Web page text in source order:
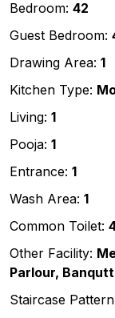
Bedroom: 42
Guest Bedroom:
Drawing Area: 1
Kitchen Type:
Living: 1
Pooja: 1
Entrance: 1
Wash Area: 1
Common Toilet:
Other Facility:
Parlour,
Staircase